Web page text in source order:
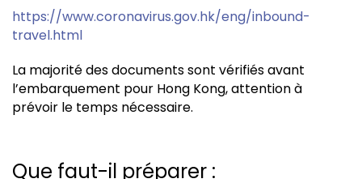
https://www.coronavirus.gov.hk/eng/inbound-
travel.html
La majorité des documents sont vérifiés avant
l’embarquement pour Hong Kong, attention à
prévoir le temps nécessaire.
Que faut-il préparer :